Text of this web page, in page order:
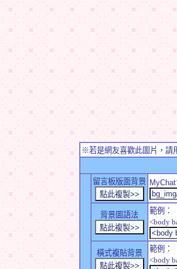
※若是網友喜歡此圖片，請
留言板版面背景 MyChat
背景圖語法
範例：
<body
橫式複貼背景
範例：
<body